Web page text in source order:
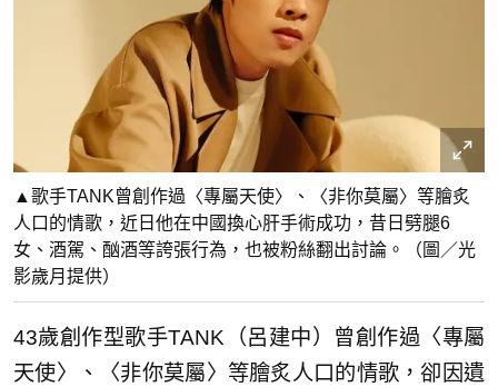
▲歌手TANK曾創作過〈專屬天使〉、〈非你莫屬〉等膾炙
人口的情歌，近日他在中國換心肝手術成功，昔日劈腿6
女、酒駕、酗酒等誇張行為，也被粉絲翻出討論。（圖／光
影歲月提供）
43歲創作型歌手TANK（呂建中）曾創作過〈專屬
天使〉、〈非你莫屬〉等膾炙人口的情歌，卻因遺